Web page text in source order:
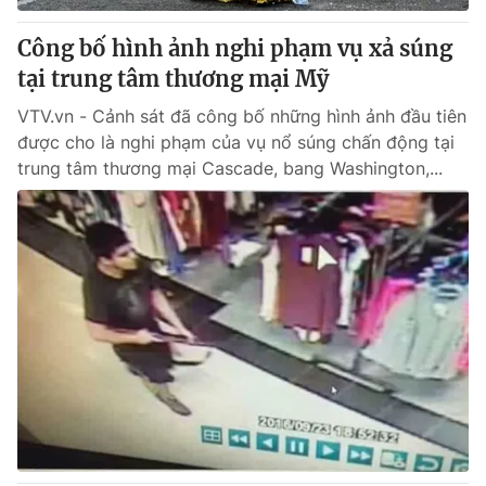
® Cấm sao chép dưới mọi hình thức nếu không có sự chấp
thuận bằng văn bản. Ghi rõ nguồn VTV.vn khi phát hành lại
thông tin từ website này.
Công bố hình ảnh nghi phạm vụ xả súng
tại trung tâm thương mại Mỹ
VTV.vn - Cảnh sát đã công bố những hình ảnh đầu tiên
được cho là nghi phạm của vụ nổ súng chấn động tại
trung tâm thương mại Cascade, bang Washington,...